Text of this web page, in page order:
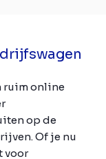
ruim online
op de
Of je nu
voor